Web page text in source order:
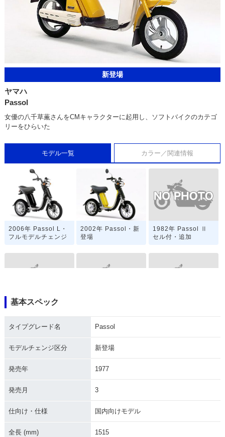
新登場
ヤマハ
Passol
女優の八千草薫さんをCMキャラクターに起用し、ソフトバイクのカテゴ
リーをひらいた
モデル一覧 カラー／関連情報
2006年 Passol L・
フルモデルチェンジ
2002年 Passol・新
登場
1982年 Passol Ⅱ
セル付・追加
基本スペック
タイプグレード名 Passol
モデルチェンジ区分 新登場
発売年 1977
発売月 3
仕向け・仕様 国内向けモデル
全長 (mm) 1515